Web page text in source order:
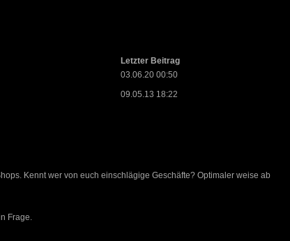
Letzter Beitrag
03.06.20 00:50
09.05.13 18:22
Kennt wer von euch einschlägige Geschäfte? Optimaler weise ab
Frage.